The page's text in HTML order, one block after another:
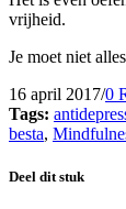
vrijheid.
Je moet niet
16 april 2017/0
Tags:
besta,
Deel dit stuk